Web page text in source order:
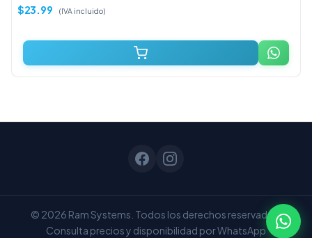
$23.99 (IVA incluido)
© 2026 Ram Systems. Todos los derechos reservados.
Consulta precios y disponibilidad por WhatsApp